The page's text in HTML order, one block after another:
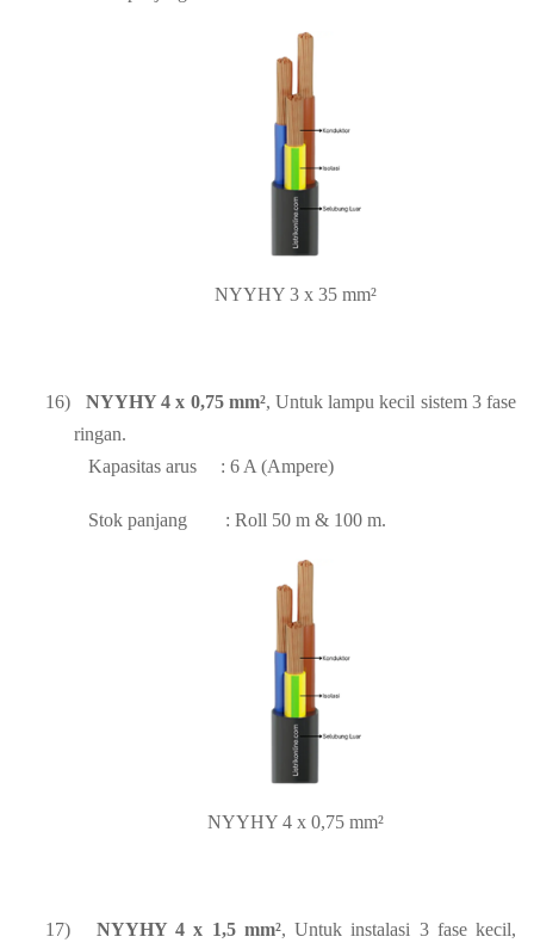
NYYHY 3 x 35 mm²
16) NYYHY 4 x 0,75 mm², Untuk lampu kecil sistem 3 fase
ringan.
Kapasitas arus
: 6 A (Ampere)
Stok panjang : Roll 50 m & 100 m.
NYYHY 4 x 0,75 mm²
17) NYYHY 4 x 1,5 mm², Untuk instalasi 3 fase kecil,